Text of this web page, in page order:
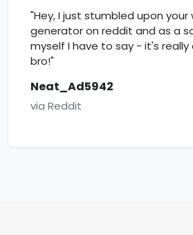
"Hey, I just stumbled upon your
generator on reddit and as a
myself I have to say - it's really
bro!"
Neat_Ad5942
via Reddit